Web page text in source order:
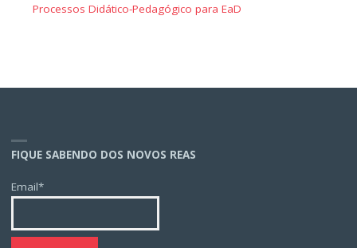
Processos Didático-Pedagógico para EaD
FIQUE SABENDO DOS NOVOS REAS
Email*